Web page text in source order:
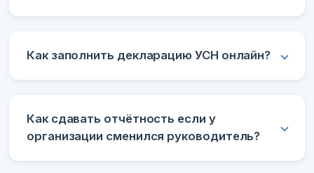
Как заполнить декларацию УСН онлайн?
Как сдавать отчётность если у
организации сменился руководитель?